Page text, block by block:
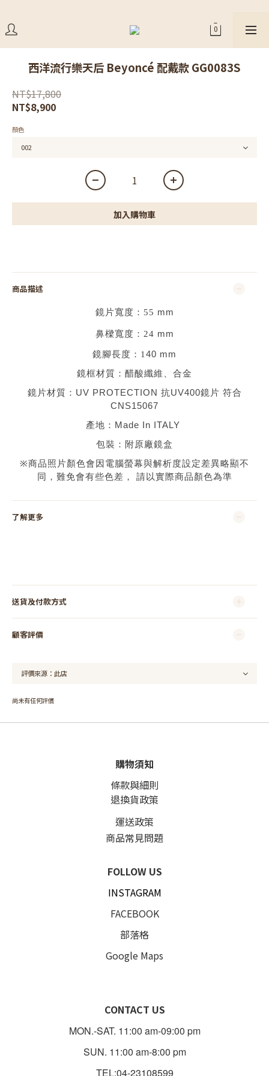
西洋流行樂天后 Beyoncé 配戴款 GG0083S
NT$17,800
NT$8,900
顏色
加入購物車
商品描述
鏡片寬度： 55 mm
鼻樑寬度： 24 mm
鏡腳長度：1 40 mm
鏡框材質： 醋酸纖維、合金
鏡片材質： UV PROTECTION 抗UV400鏡片 符合
CNS15067
產地： Made In ITALY
包裝：附原廠鏡盒
※商品照片顏色會因電腦螢幕與解析度設定差異略顯不
同，難免會有些色差，
請以實際商品顏色為準
了解更多
送貨及付款方式
顧客評價
尚未有任何評價
購物須知
條款與細則
退換貨政策
運送政策
商品常見問題
FOLLOW US
INSTAGRAM
FACEBOOK
部落格
Google Maps
CONTACT US
MON.-SAT. 11:00 am-09:00 pm
SUN. 11:00 am-8:00 pm
TEL:04-23108599